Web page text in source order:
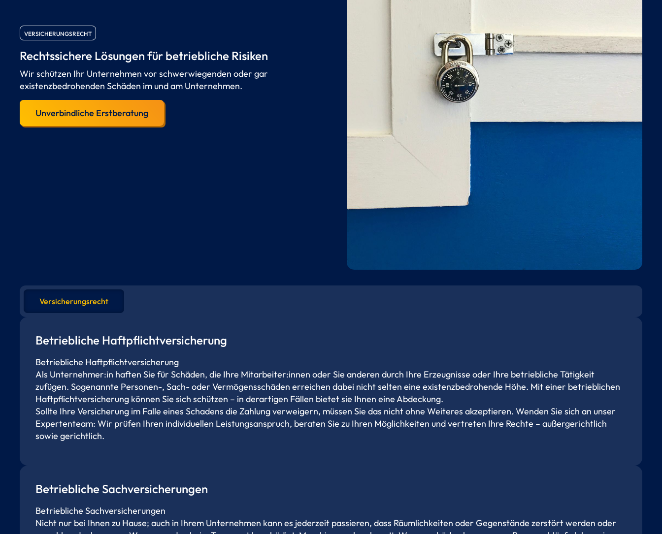
VERSICHERUNGSRECHT
Rechtssichere Lösungen für betriebliche Risiken
Wir schützen Ihr Unternehmen vor schwerwiegenden oder gar
existenzbedrohenden Schäden im und am Unternehmen.
Unverbindliche Erstberatung
Versicherungsrecht
Betriebliche Haftpflicht­versicherung
Betriebliche Haftpflicht­versicherung
Als Unternehmer:in haften Sie für Schäden, die Ihre Mitarbeiter:innen oder Sie anderen durch Ihre Erzeugnisse oder Ihre betriebliche Tätigkeit
zufügen. Sogenannte Personen-, Sach- oder Vermögensschäden erreichen dabei nicht selten eine existenzbedrohende Höhe. Mit einer betrieblichen
Haftpflichtversicherung können Sie sich schützen – in derartigen Fällen bietet sie Ihnen eine Abdeckung.
Sollte Ihre Versicherung im Falle eines Schadens die Zahlung verweigern, müssen Sie das nicht ohne Weiteres akzeptieren. Wenden Sie sich an unser
Expertenteam: Wir prüfen Ihren individuellen Leistungsanspruch, beraten Sie zu Ihren Möglichkeiten und vertreten Ihre Rechte – außergerichtlich
sowie gerichtlich.
Betriebliche Sach­versicherungen
Betriebliche Sach­versicherungen
Nicht nur bei Ihnen zu Hause; auch in Ihrem Unternehmen kann es jederzeit passieren, dass Räumlichkeiten oder Gegenstände zerstört werden oder